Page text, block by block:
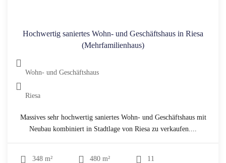
Hochwertig saniertes Wohn- und Geschäftshaus in Riesa
(Mehrfamilienhaus)
Wohn- und Geschäftshaus
Riesa
Massives sehr hochwertig saniertes Wohn- und Geschäftshaus mit
Neubau kombiniert in Stadtlage von Riesa zu verkaufen....
348 m² 480 m² 11